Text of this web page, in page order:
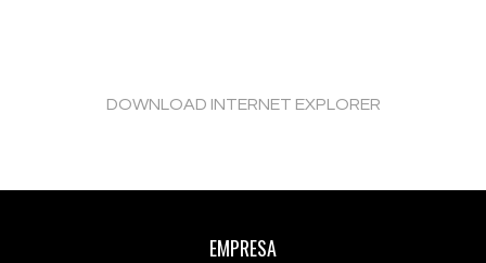
DOWNLOAD INTERNET EXPLORER
EMPRESA